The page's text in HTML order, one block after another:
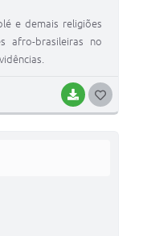
BAIXAR
e demais religiões
afro-brasileiras no